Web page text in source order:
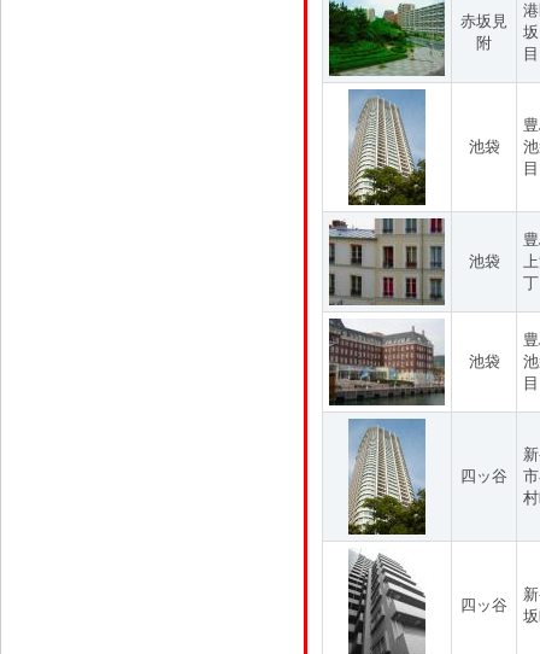
赤坂見
附
目
池袋
目
池袋
池袋
四ッ谷
四ッ谷